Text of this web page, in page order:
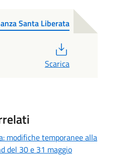
Santa Liberata
Scarica
modifiche temporanee alla
del 30 e 31 maggio